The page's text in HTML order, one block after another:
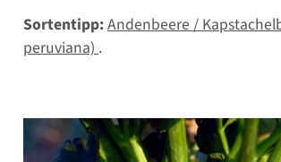
Sortentipp:Andenbeere /
peruviana).